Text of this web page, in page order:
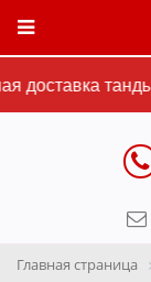
доставка
Главная страница